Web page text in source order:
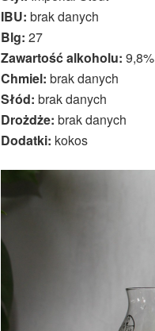
IBU: brak danych
Blg: 27
Zawartość alkoholu: 9,8%
Chmiel: brak danych
Słód: brak danych
Drożdże: brak danych
Dodatki: kokos